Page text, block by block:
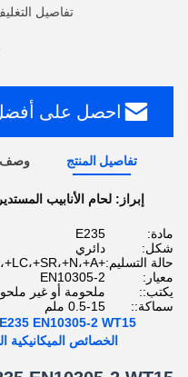
تفاصيل
احصل على
تفاصيل المنتج وصف
إبراز: لحام الأنابيب
مادة:
E235
شكل:
دائري
حالة التسليم:+C،+LC،+SR،+N،+A
معيار:
EN10305-2
يكتب::
ملحومة أو غير
سماكة::
0.5-15 ملم
الخصائص الميكانيكية